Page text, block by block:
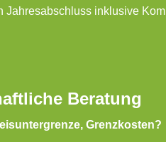
Jahresabschluss inklusive
Beratung
Grenzkosten?